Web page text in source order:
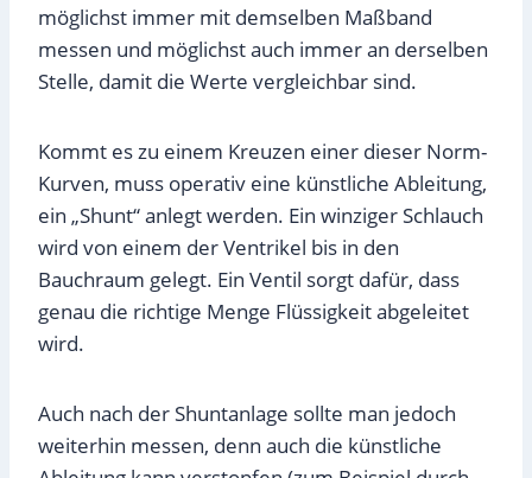
möglichst immer mit demselben Maßband
messen und möglichst auch immer an derselben
Stelle, damit die Werte vergleichbar sind.
Kommt es zu einem Kreuzen einer dieser Norm-
Kurven, muss operativ eine künstliche Ableitung,
ein „Shunt“ anlegt werden. Ein winziger Schlauch
wird von einem der Ventrikel bis in den
Bauchraum gelegt. Ein Ventil sorgt dafür, dass
genau die richtige Menge Flüssigkeit abgeleitet
wird.
Auch nach der Shuntanlage sollte man jedoch
weiterhin messen, denn auch die künstliche